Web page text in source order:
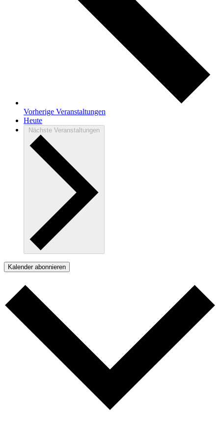
Vorherige Veranstaltungen
Heute
Nächste Veranstaltungen
Kalender abonnieren